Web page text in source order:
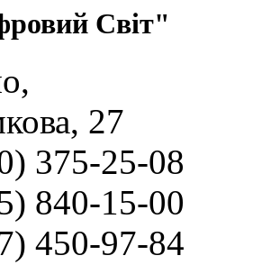
Світ"
27
375‑25‑08
840‑15‑00
450‑97‑84